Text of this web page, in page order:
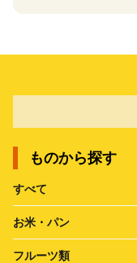
ものから探す
すべて
お米・パン
フルーツ類